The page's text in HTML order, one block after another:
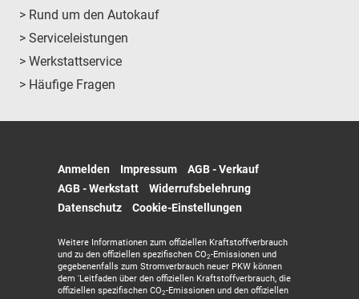
> Rund um den Autokauf
> Serviceleistungen
> Werkstattservice
> Häufige Fragen
Anmelden Impressum
AGB - Verkauf
AGB - Werkstatt
Widerrufsbelehrung
Datenschutz
Cookie-Einstellungen
Weitere Informationen zum offiziellen Kraftstoffverbrauch
und zu den offiziellen spezifischen CO2-Emissionen und
gegebenenfalls zum Stromverbrauch neuer PKW können
dem 'Leitfaden über den offiziellen Kraftstoffverbrauch, die
offiziellen spezifischen CO2-Emissionen und den offiziellen